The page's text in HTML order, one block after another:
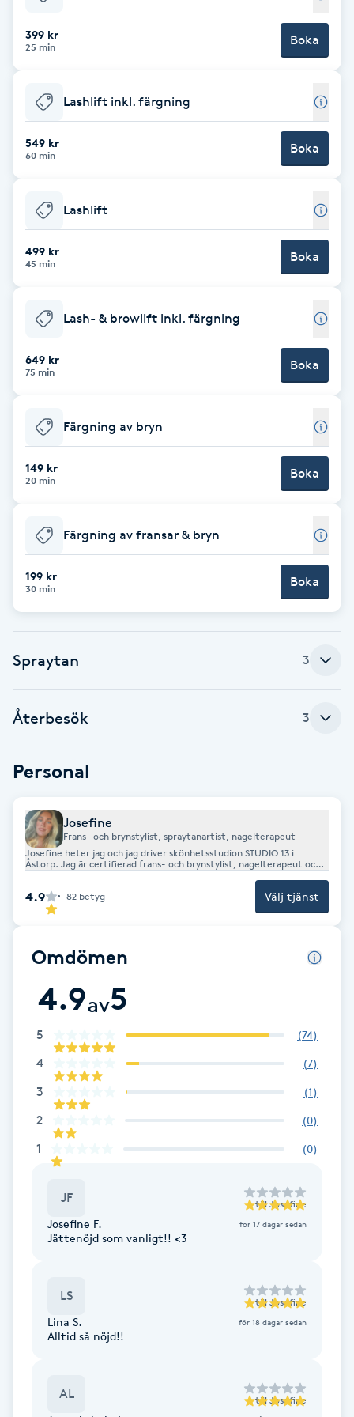
Babylights
Balayage
Barber
Barnklippning
BIAB
Blowout
Bottenfärg
Brynfärgning
Brynplockning
Celluliter
Color correction
Cryoterapi
Damklippning
Dermapen
Diamantslipning
Enzympeeling
Extensions borttagning
Eyeliner-tatuering
Face framing
Faceliftmassage
Fibromassage
Fotmassage
399 kr
25 min Boka
Lashlift inkl. färgning
549 kr
60 min Boka
Lashlift
499 kr
45 min Boka
Lash- & browlift inkl. färgning
649 kr
75 min Boka
Färgning av bryn
149 kr
20 min Boka
Färgning av fransar & bryn
199 kr
30 min Boka
Spraytan 3
Återbesök 3
Personal
Josefine
Frans- och brynstylist, spraytanartist, nagelterapeut
Josefine heter jag och jag driver skönhetsstudion STUDIO 13 i
Åstorp. Jag är certifierad frans- och brynstylist, nagelterapeut och
4.9 82 betyg Välj tjänst
Omdömen
4.9av5
5 (74)
4 (7)
3 (1)
2 (0)
1 (0)
JF till Josefine
Josefine F. för 17 dagar sedan
Jättenöjd som vanligt!! <3
LS till Josefine
Lina S. för 18 dagar sedan
Alltid så nöjd!!
AL till Josefine